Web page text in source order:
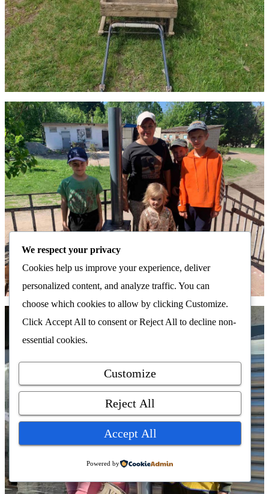
We respect your privacy
Cookies help us improve your experience, deliver
personalized content, and analyze traffic. You can
choose which cookies to allow by clicking Customize.
Click Accept All to consent orReject All to decline non-
essential cookies.
Customize
Reject All
Accept All
Powered by